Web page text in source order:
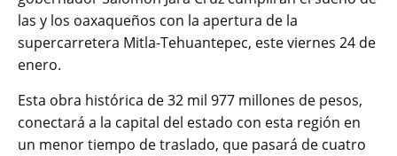
las y los oaxaqueños con la apertura de la
supercarretera Mitla-Tehuantepec, este viernes 24 de
enero.
Esta obra histórica de 32 mil 977 millones de pesos,
conectará a la capital del estado con esta región en
un menor tiempo de traslado, que pasará de cuatro